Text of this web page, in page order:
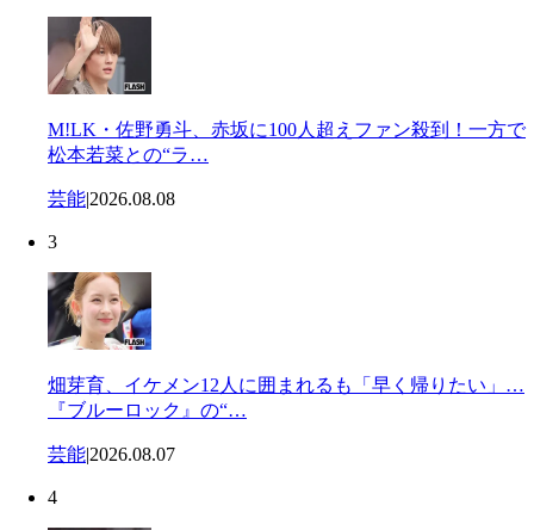
M!LK・佐野勇斗、赤坂に100人超えファン殺到！一方で
松本若菜との“ラ…
芸能|2026.08.08
3
畑芽育、イケメン12人に囲まれるも「早く帰りたい」…
『ブルーロック』の“…
芸能|2026.08.07
4